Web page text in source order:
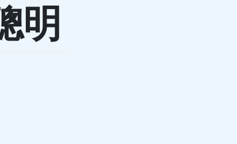
明